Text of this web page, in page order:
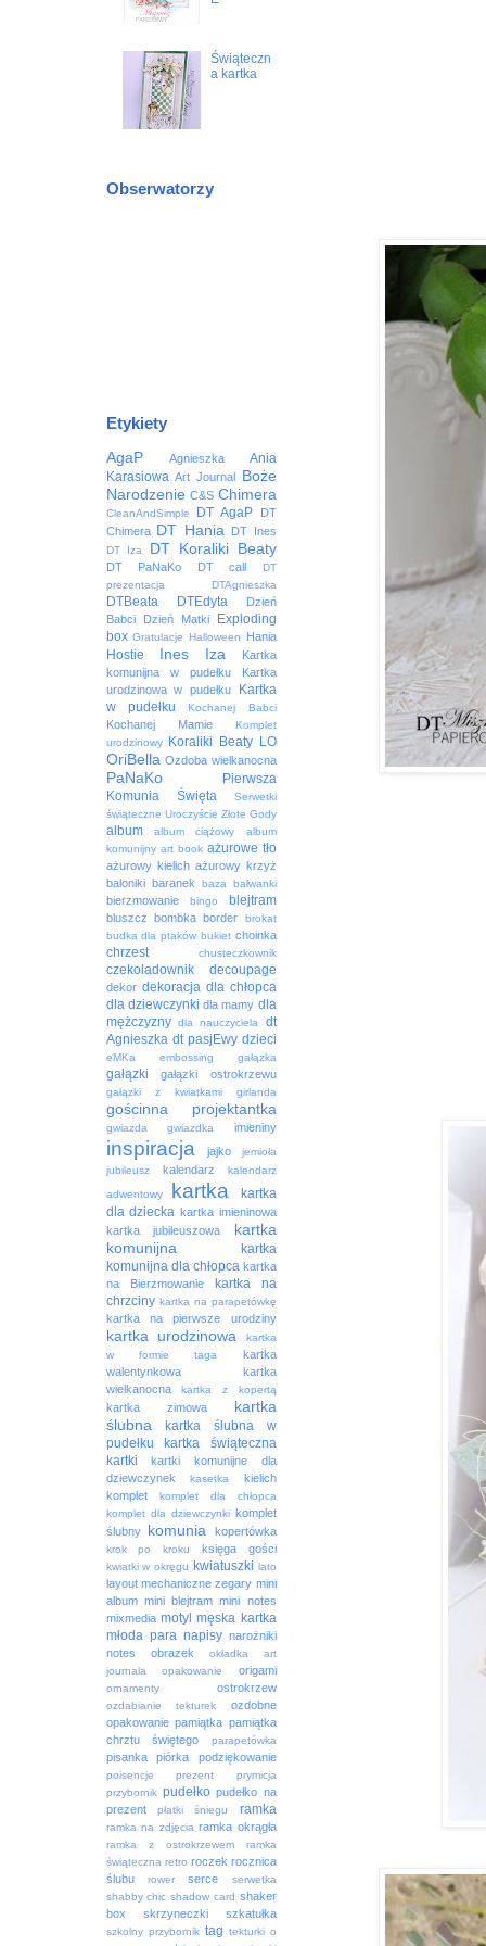
Świąteczn
a kartka
Obserwatorzy
Etykiety
AgaP Agnieszka
Ania
Karasiowa Art Journal
Boże
Narodzenie C&S Chimera
CleanAndSimple DT AgaP
DT
Chimera DT Hania DT Ines
DT Iza DT Koraliki Beaty
DT PaNaKo DT call
DT
prezentacja
DTAgnieszka
DTBeata DTEdyta
Dzień
Babci
Dzień Matki
Exploding
box Gratulacje Halloween Hania
Hostie Ines Iza
Kartka
komunijna w pudełku
Kartka
urodzinowa w pudełku
Kartka
w pudełku
Kochanej Babci
Kochanej Mamie
Komplet
urodzinowy
Koraliki Beaty LO
OriBella Ozdoba wielkanocna
PaNaKo
Pierwsza
Komunia Święta
Serwetki
świąteczne Uroczyście Złote Gody
album album ciążowy
album
komunijny art book ażurowe tło
ażurowy kielich ażurowy krzyż
baloniki
baranek baza bałwanki
bierzmowanie bingo blejtram
bluszcz bombka border
brokat
budka dla ptaków bukiet choinka
chrzest chusteczkownik
czekoladownik decoupage
dekor dekoracja dla chłopca
dla dziewczynki dla mamy dla
mężczyzny dla nauczyciela
dt
Agnieszka dt pasjEwy dzieci
eMKa embossing gałązka
gałązki gałązki ostrokrzewu
gałązki z kwiatkami girlanda
gościnna projektantka
gwiazda gwiazdka imieniny
inspiracja jajko
jemioła
jubileusz
kalendarz
kalendarz
adwentowy
kartka
kartka
dla dziecka kartka imieninowa
kartka jubileuszowa
kartka
komunijna
kartka
komunijna dla chłopca kartka
na Bierzmowanie
kartka na
chrzciny kartka na parapetówkę
kartka na pierwsze urodziny
kartka urodzinowa
kartka
w formie taga
kartka
walentynkowa
kartka
wielkanocna
kartka z kopertą
kartka zimowa
kartka
ślubna
kartka ślubna w
pudełku
kartka świąteczna
kartki
kartki komunijne dla
dziewczynek
kasetka
kielich
komplet
komplet dla chłopca
komplet dla dziewczynki komplet
ślubny
komunia kopertówka
krok po kroku księga gości
kwiatki w okręgu kwiatuszki lato
layout mechaniczne zegary mini
album mini blejtram mini notes
mixmedia motyl męska kartka
młoda para napisy narożniki
notes
obrazek
okładka art
journala
opakowanie origami
ornamenty ostrokrzew
ozdabianie tekturek
ozdobne
opakowanie pamiątka pamiątka
chrztu świętego
parapetówka
pisanka piórka podziękowanie
poisencje prezent
prymicja
przybornik pudełko pudełko na
prezent
płatki śniegu ramka
ramka na zdjęcia ramka okrągła
ramka z ostrokrzewem
ramka
świąteczna retro roczek rocznica
ślubu
rower serce
serwetka
shabby chic shadow card shaker
box
skrzyneczki szkatułka
szkolny przybornik tag tekturki o